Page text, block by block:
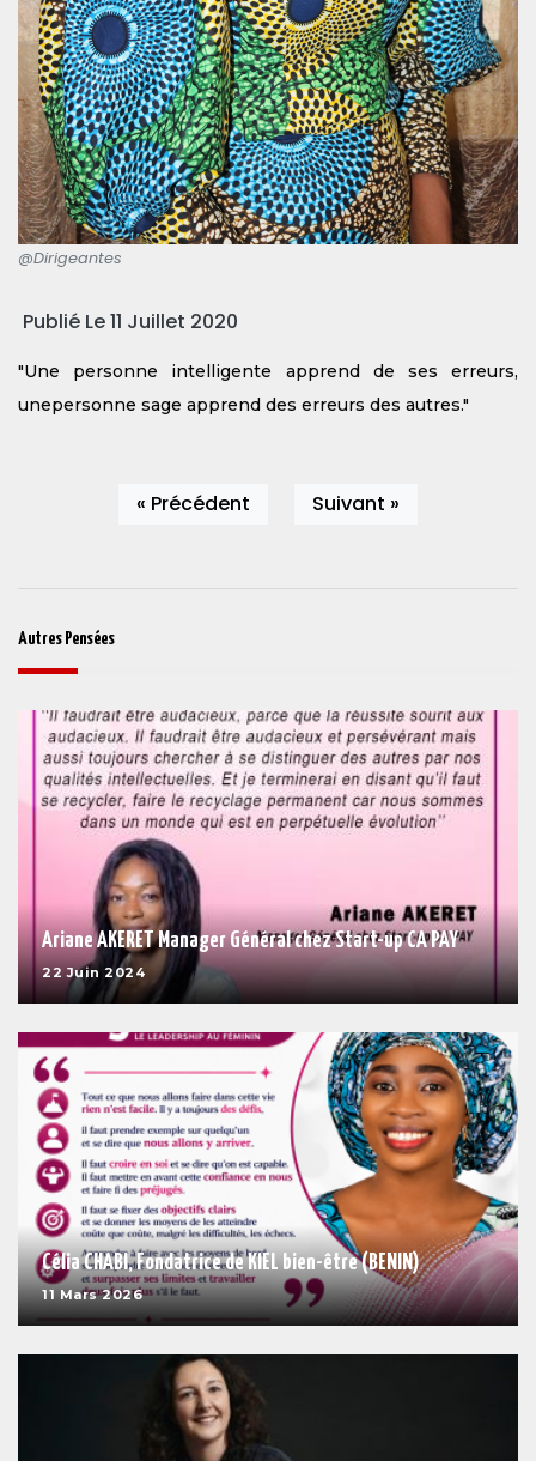
@Dirigeantes
Publié Le 11 Juillet 2020
"Une personne intelligente apprend de ses erreurs,
unepersonne sage apprend des erreurs des autres."
« Précédent Suivant »
Autres Pensées
Ariane AKERET Manager Général chez Start-up CA PAY
22 Juin 2024
Célia CHABI, Fondatrice de KIEL bien-être (BENIN)
11 Mars 2026